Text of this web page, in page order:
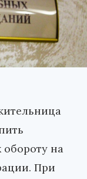
на
При